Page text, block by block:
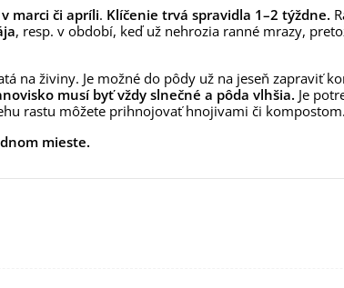
v marci či apríli. Klíčenie trvá spravidla 1–2 týždne.
, resp. v období, keď už nehrozia ranné mrazy,
na živiny. Je možné do pôdy už na jeseň zapraviť
musí byť vždy slnečné a pôda vlhšia. Je
rastu môžete prihnojovať hnojivami či kompostom.
mieste.